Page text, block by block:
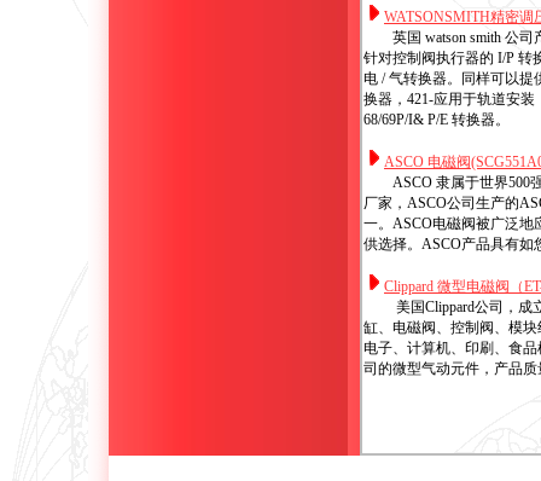
WATSONSMITH精密调
英国 watson smith 公
针对控制阀执行器的 I/P 转
电 / 气转换器。同样可以提
换器，421-应用于轨道安
68/69P/I& P/E 转换器。
ASCO 电磁阀
ASCO 隶属于世界500
厂家，ASCO公司生产的
一。ASCO电磁阀被广泛地
供选择。ASCO产品具有
Clippard 微型电磁阀（
美国Clippard公司，成立
缸、电磁阀、控制阀、模
电子、计算机、印刷、食
司的微型气动元件，产品